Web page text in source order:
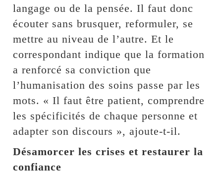
langage ou de la pensée. Il faut donc
écouter sans brusquer, reformuler, se
mettre au niveau de l’autre. Et le
correspondant indique que la formation
a renforcé sa conviction que
l’humanisation des soins passe par les
mots. « Il faut être patient, comprendre
les spécificités de chaque personne et
adapter son discours », ajoute-t-il.
Désamorcer les crises et restaurer la
confiance